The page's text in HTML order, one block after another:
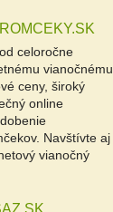
celoročne
vianočnému
ceny, široký
online
Navštívte aj
vianočný